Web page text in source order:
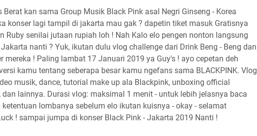
Berat kan sama Group Musik Black Pink asal Negri Ginseng - Korea
konser lagi tampil di jakarta mau gak ? dapetin tiket masuk Gratisnya
Ruby senilai jutaan rupiah loh ! Nah Kalo elo pengen nonton langsung
nanti ? Yuk, ikutan dulu vlog challenge dari Drink Beng - Beng dan
mereka ! Paling lambat 17 Januari 2019 ya Guy's ! ayo cepetan deh
kamu tentang seberapa besar kamu ngefans sama BLACKPINK. Vlog
musik, dance, tutorial make up ala Blackpink, unboxing official
dan lainnya. Durasi vlog: maksimal 1 menit - untuk lebih jelasnya baca
lombanya sebelum elo ikutan kuisnya - okay - selamat
! sampai jumpa di konser Black Pink - Jakarta 2019 Nanti !